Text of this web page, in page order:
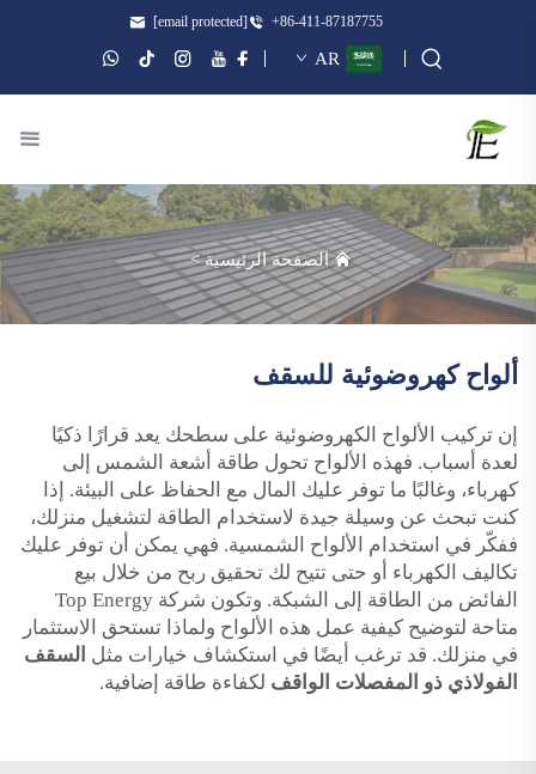
+86-411-87187755
[email protected]
AR
الصفحة الرئيسية>
ألواح كهروضوئية للسقف
إن تركيب الألواح الكهروضوئية على سطحك يعد قرارًا ذكيًا
لعدة أسباب. فهذه الألواح تحول طاقة أشعة الشمس إلى
كهرباء، وغالبًا ما توفر عليك المال مع الحفاظ على البيئة. إذا
كنت تبحث عن وسيلة جيدة لاستخدام الطاقة لتشغيل منزلك،
ففكّر في استخدام الألواح الشمسية. فهي يمكن أن توفر عليك
تكاليف الكهرباء أو حتى تتيح لك تحقيق ربح من خلال بيع
الفائض من الطاقة إلى الشبكة. وتكون شركة Top Energy
متاحة لتوضيح كيفية عمل هذه الألواح ولماذا تستحق الاستثمار
في منزلك. قد ترغب أيضًا في استكشاف خيارات مثل السقف
الفولاذي ذو المفصلات الواقف لكفاءة طاقة إضافية.